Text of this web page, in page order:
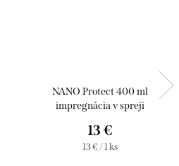
NANO Protect 400 ml
impregnácia v spreji
13 €
Jednotková
13 € / 1 ks